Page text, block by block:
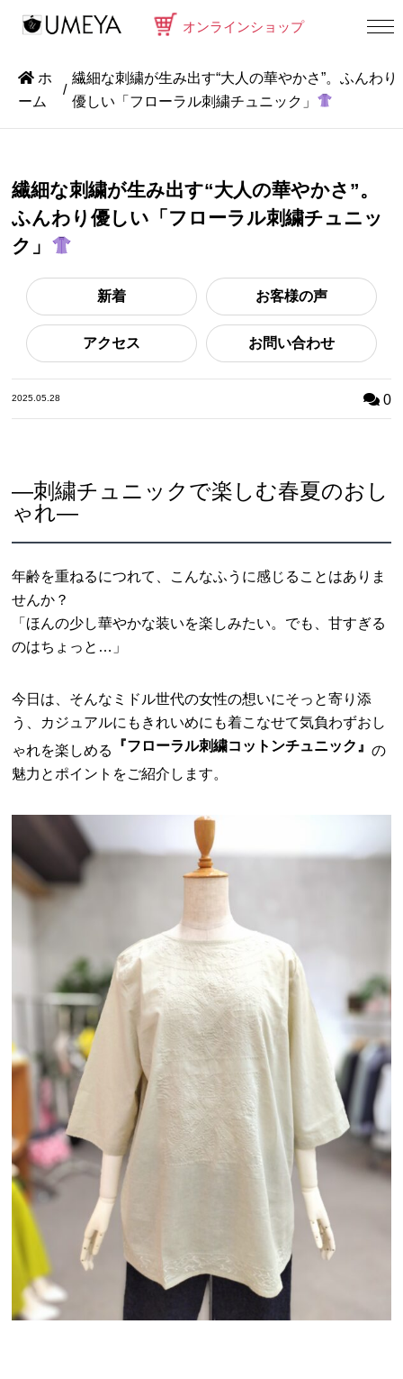
オンラインショップ
ホ
ーム
繊細な刺繍が生み出す“大人の華やかさ”。ふんわり
優しい「フローラル刺繍チュニック」
繊細な刺繍が生み出す“大人の華やかさ”。
ふんわり優しい「フローラル刺繍チュニッ
ク」
新着 お客様の声
アクセス お問い合わせ
2025.05.28 0
―刺繍チュニックで楽しむ春夏のおし
ゃれ―
年齢を重ねるにつれて、こんなふうに感じることはありま
せんか？
「ほんの少し華やかな装いを楽しみたい。でも、甘すぎる
のはちょっと…」
今日は、そんなミドル世代の女性の想いにそっと寄り添
う、カジュアルにもきれいめにも着こなせて気負わずおし
ゃれを楽しめる
『フローラル刺繍コットンチュニック』 の
魅力とポイントをご紹介します。